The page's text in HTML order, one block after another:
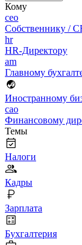
Кому
ceo
Собственнику /
hr
HR-Директору
am
Главному
Иностранному
cao
Финансовому
Темы
Налоги
Кадры
Зарплата
Бухгалтерия